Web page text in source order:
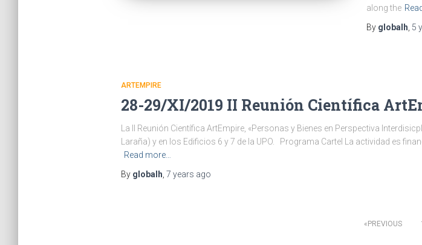
along the
By globalh 5
ARTEMPIRE
28-29/XI/2019 II Reunión Científica
La II Reunión Científica ArtEmpire, «Personas y Bienes en Perspectiva
Laraña) y en los Edificios 6 y 7 de la UPO. Programa Cartel La actividad es
Read more…
By globalh 7 years ago
PREVIOUS 1